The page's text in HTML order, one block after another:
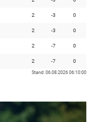
2 -3 0
2 -3 0
2 -7 0
2 -7 0
Stand: 06.08.2026 06:10:00